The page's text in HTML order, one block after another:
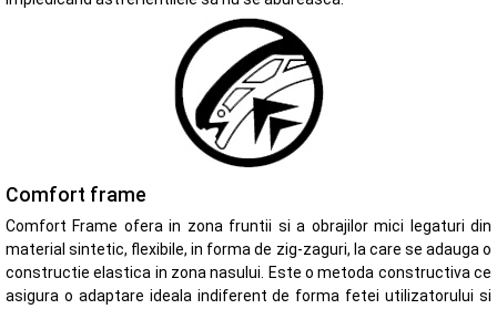
Comfort frame
Comfort Frame ofera in zona fruntii si a obrajilor mici legaturi din
material sintetic, flexibile, in forma de zig-zaguri, la care se adauga o
constructie elastica in zona nasului. Este o metoda constructiva ce
asigura o adaptare ideala indiferent de forma fetei utilizatorului si